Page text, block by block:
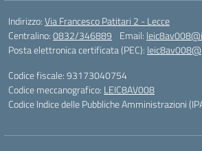
Indirizzo:Via Francesco Patitari 2 - Lecce
Centralino:0832/346889 Email:
Posta elettronica certificata (PEC):
Codice fiscale: 93173040754
Codice meccanografico: LEIC8AV008
Codice Indice delle Pubbliche Amministrazioni